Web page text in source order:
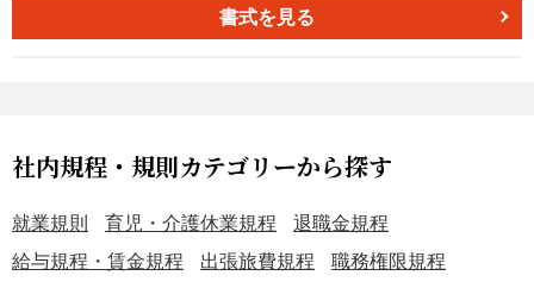
他）
ップ制度を導入する自治体が増えており、また入籍せずに
実婚のパートナーは支給対象から外れてしまうケースが少
なくありませんでした。 本書式は、こうした多様なパート
ナーシップに対応できるよう設計しています。 パートナー
シップ証明書を取得した同性カップルや、住民票で「夫
（未届）」「妻（未届）」と記載された事実婚カップルに
書式を見る
社内規程・規則カテゴリーから探す
就業規則 育児・介護休業規程
退職金規程
給与規程・賃金規程
出張旅費規程 職務権限規程